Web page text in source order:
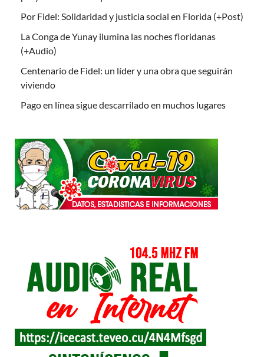
Por Fidel: Solidaridad y justicia social en Florida (+Post)
La Conga de Yunay ilumina las noches floridanas
(+Audio)
Centenario de Fidel: un líder y una obra que seguirán
viviendo
Pago en línea sigue descarrilado en muchos lugares